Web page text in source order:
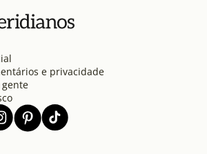
e privacidade